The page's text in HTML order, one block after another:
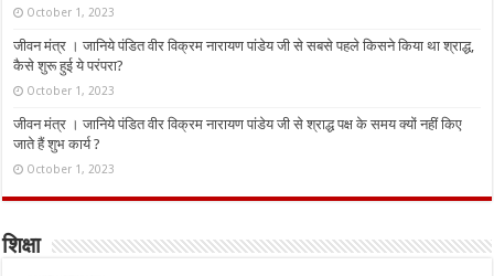
October 1, 2023
जीवन मंत्र । जानिये पंडित वीर विक्रम नारायण पांडेय जी से सबसे पहले किसने किया था श्राद्ध,
कैसे शुरू हुई ये परंपरा?
October 1, 2023
जीवन मंत्र । जानिये पंडित वीर विक्रम नारायण पांडेय जी से श्राद्ध पक्ष के समय क्यों नहीं किए
जाते हैं शुभ कार्य ?
October 1, 2023
शिक्षा